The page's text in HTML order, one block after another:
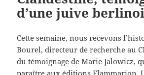
d’une juive
Cette semaine, nous recevons
Bourel, directeur de recherche au
du témoignage de Marie Jalowicz,